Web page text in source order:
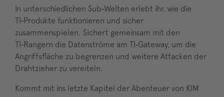
In unterschiedlichen Sub‑Welten erlebt ihr, wie die
TI‑Produkte funktionieren und sicher
zusammenspielen. Sichert gemeinsam mit den
TI‑Rangern die Datenströme am TI‑Gateway, um die
Angriffsfläche zu begrenzen und weitere Attacken der
Drahtzieher zu vereiteln.
Kommt mit ins letzte Kapitel der Abenteuer von KIM